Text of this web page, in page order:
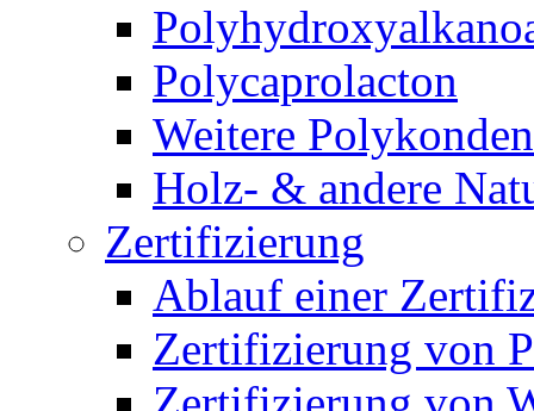
Polycaprolacton
Weitere
Holz- & andere
Zertifizierung
Ablauf einer
Zertifizierung von